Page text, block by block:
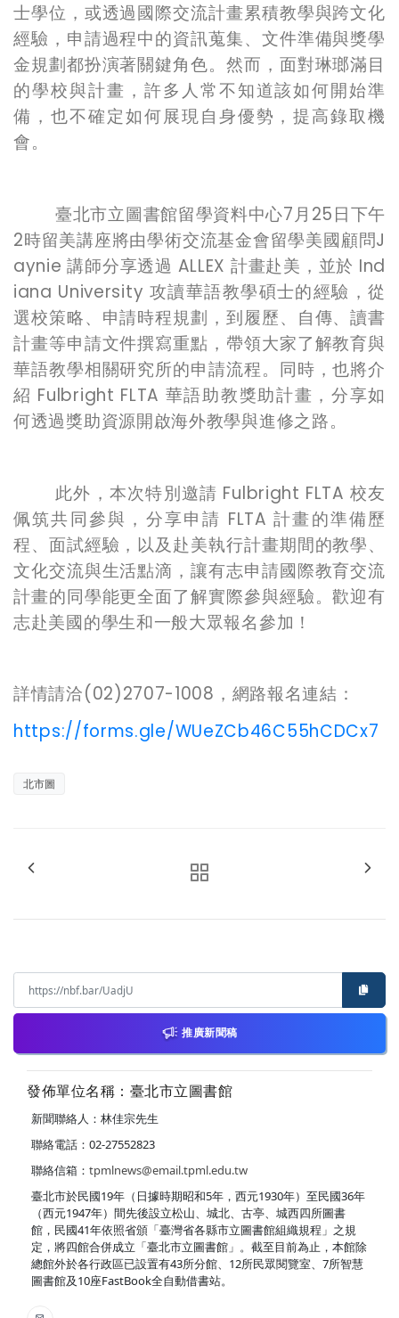
士學位，或透過國際交流計畫累積教學與跨文化
經驗，申請過程中的資訊蒐集、文件準備與獎學
金規劃都扮演著關鍵角色。然而，面對琳瑯滿目
的學校與計畫，許多人常不知道該如何開始準
備，也不確定如何展現自身優勢，提高錄取機
會。
臺北市立圖書館留學資料中心7月25日下午
2時留美講座將由學術交流基金會留學美國顧問J
aynie 講師分享透過 ALLEX 計畫赴美，並於 Ind
iana University 攻讀華語教學碩士的經驗，從
選校策略、申請時程規劃，到履歷、自傳、讀書
計畫等申請文件撰寫重點，帶領大家了解教育與
華語教學相關研究所的申請流程。同時，也將介
紹 Fulbright FLTA 華語助教獎助計畫，分享如
何透過獎助資源開啟海外教學與進修之路。
此外，本次特別邀請 Fulbright FLTA 校友
佩筑共同參與，分享申請 FLTA 計畫的準備歷
程、面試經驗，以及赴美執行計畫期間的教學、
文化交流與生活點滴，讓有志申請國際教育交流
計畫的同學能更全面了解實際參與經驗。歡迎有
志赴美國的學生和一般大眾報名參加！
詳情請洽(02)2707-1008，網路報名連結：
https://forms.gle/WUeZCb46C55hCDCx7
北市圖
推廣新聞稿
發佈單位名稱：臺北市立圖書館
新聞聯絡人：林佳宗先生
聯絡電話：02-27552823
聯絡信箱： tpmlnews@email.tpml.edu.tw
臺北市於民國19年（日據時期昭和5年，西元1930年）至民國36年
（西元1947年）間先後設立松山、城北、古亭、城西四所圖書
館，民國41年依照省頒「臺灣省各縣市立圖書館組織規程」之規
定，將四館合併成立「臺北市立圖書館」。截至目前為止，本館除
總館外於各行政區已設置有43所分館、12所民眾閱覽室、7所智慧
圖書館及10座FastBook全自動借書站。